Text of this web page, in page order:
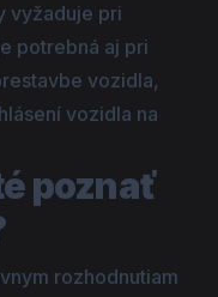
vyžaduje pri
potrebná aj pri
vozidla,
vozidla na
poznať
rozhodnutiam